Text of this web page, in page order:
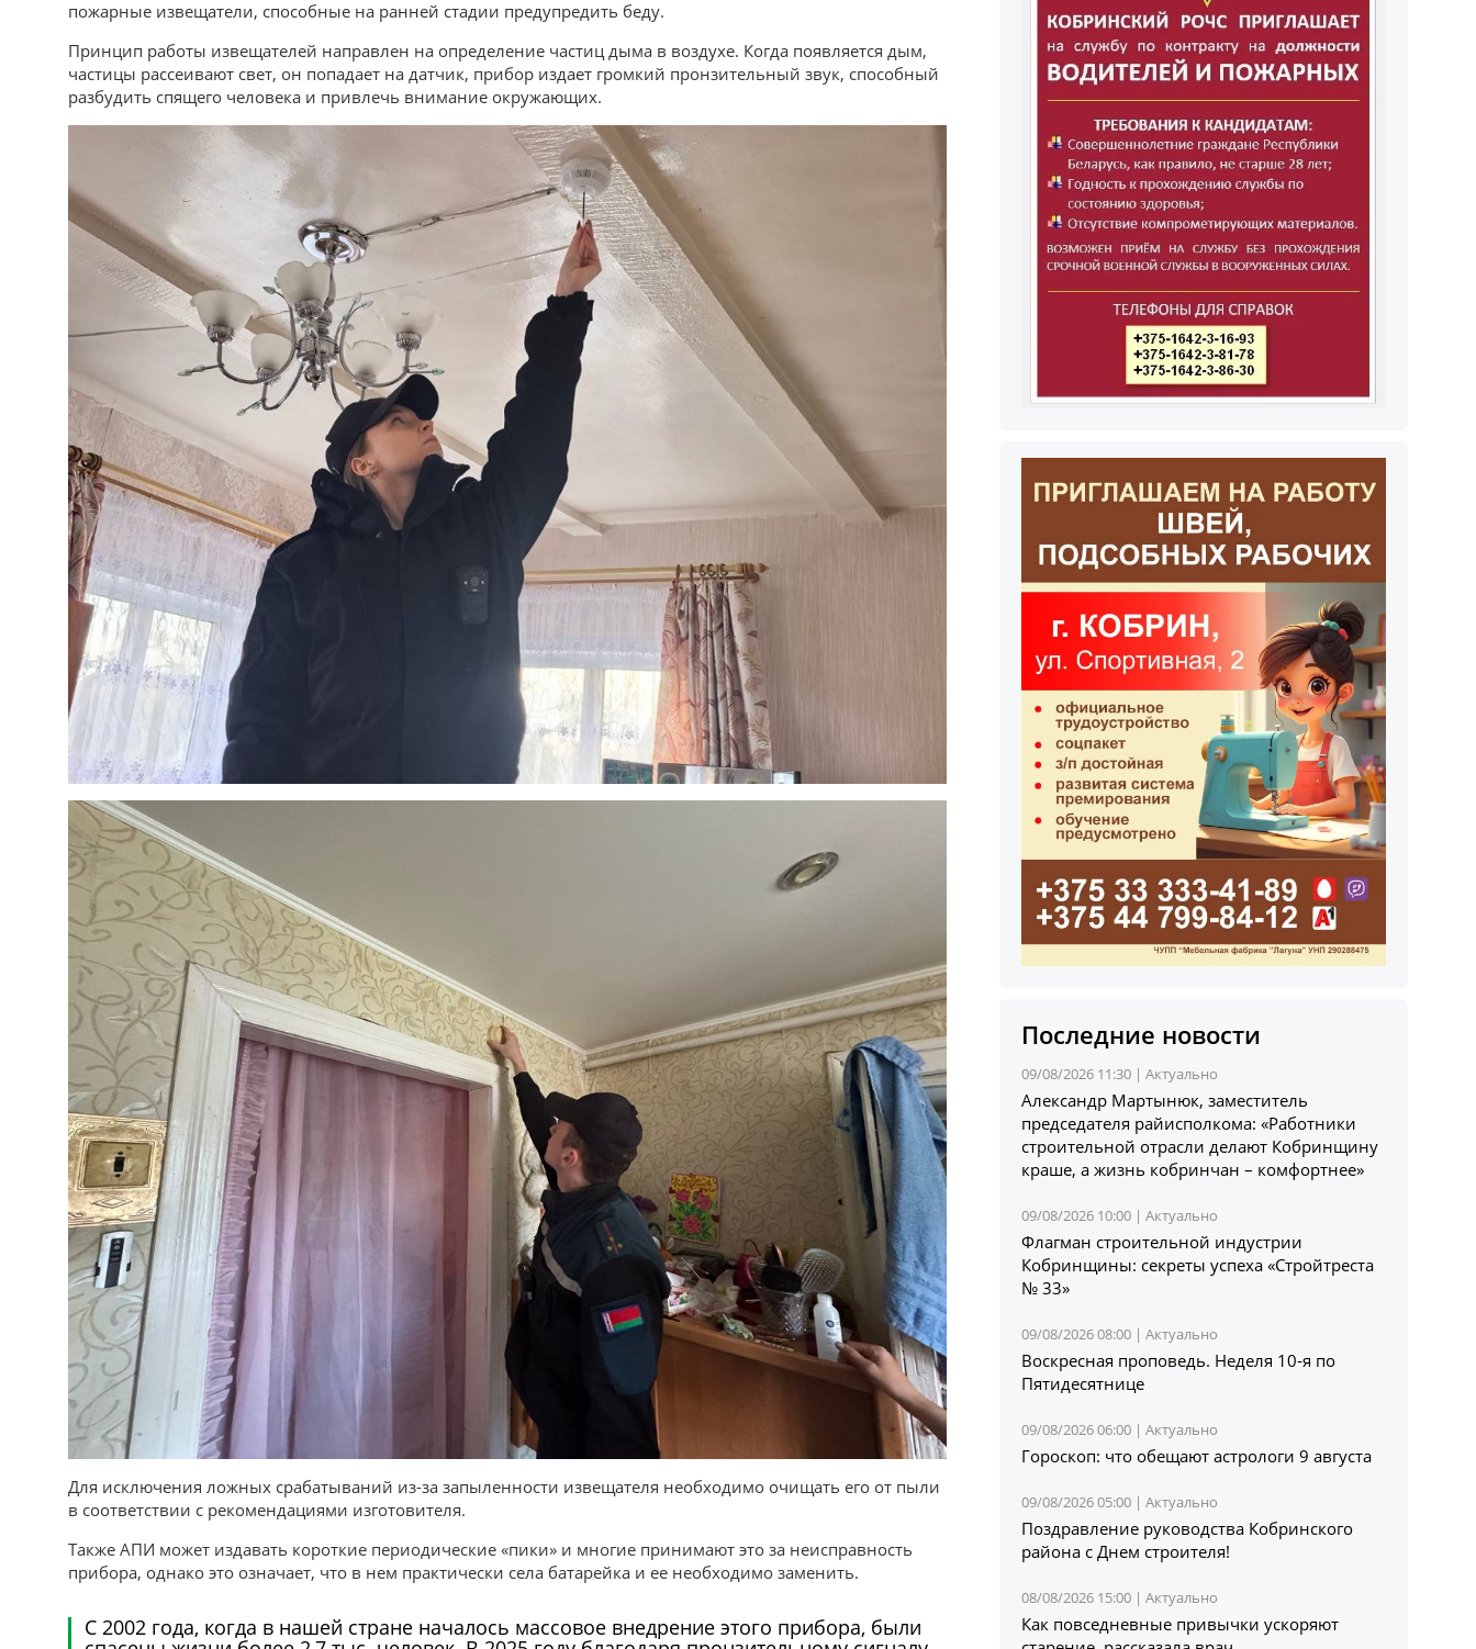
пожарные извещатели, способные на ранней стадии предупредить беду.
Принцип работы извещателей направлен на определение частиц дыма в воздухе. Когда появляется дым,
частицы рассеивают свет, он попадает на датчик, прибор издает громкий пронзительный звук, способный
разбудить спящего человека и привлечь внимание окружающих.
Для исключения ложных срабатываний из-за запыленности извещателя необходимо очищать его от пыли
в соответствии с рекомендациями изготовителя.
Также АПИ может издавать короткие периодические «пики» и многие принимают это за неисправность
прибора, однако это означает, что в нем практически села батарейка и ее необходимо заменить.
С 2002 года, когда в нашей стране началось массовое внедрение этого прибора, были
Последние новости
09/08/2026 11:30 |Актуально
Александр Мартынюк, заместитель
председателя райисполкома: «Работники
строительной отрасли делают Кобринщину
краше, а жизнь кобринчан – комфортнее»
09/08/2026 10:00 |Актуально
Флагман строительной индустрии
Кобринщины: секреты успеха «Стройтреста
№ 33»
09/08/2026 08:00 |Актуально
Воскресная проповедь. Неделя 10-я по
Пятидесятнице
09/08/2026 06:00 |Актуально
Гороскоп: что обещают астрологи 9 августа
09/08/2026 05:00 |Актуально
Поздравление руководства Кобринского
района с Днем строителя!
08/08/2026 15:00 |Актуально
Как повседневные привычки ускоряют